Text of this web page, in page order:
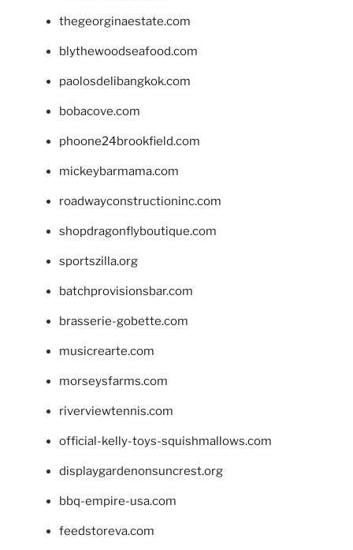
thegeorginaestate.com
blythewoodseafood.com
paolosdelibangkok.com
bobacove.com
phoone24brookfield.com
mickeybarmama.com
roadwayconstructioninc.com
shopdragonflyboutique.com
sportszilla.org
batchprovisionsbar.com
brasserie-gobette.com
musicrearte.com
morseysfarms.com
riverviewtennis.com
official-kelly-toys-squishmallows.com
displaygardenonsuncrest.org
bbq-empire-usa.com
feedstoreva.com